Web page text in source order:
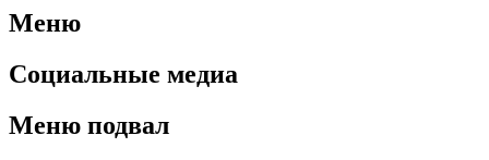
Меню
Социальные медиа
Меню подвал